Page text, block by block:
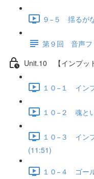
９−５ 揺るが
第９回 音声フ
Unit.10 【インプッ
１０−１ イン
１０−２ 魂と
１０−３ イン
(11:51)
１０−４ ゴー